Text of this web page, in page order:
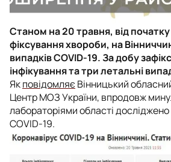
Станом на 20 травня, від початку
фіксування хвороби, на
випадків COVID-19. За добу
інфікування та три летальні
ЯкповідомляєВінницький
Центр МОЗ України, впродовж
лабораторіями області досліджено
COVID-19.